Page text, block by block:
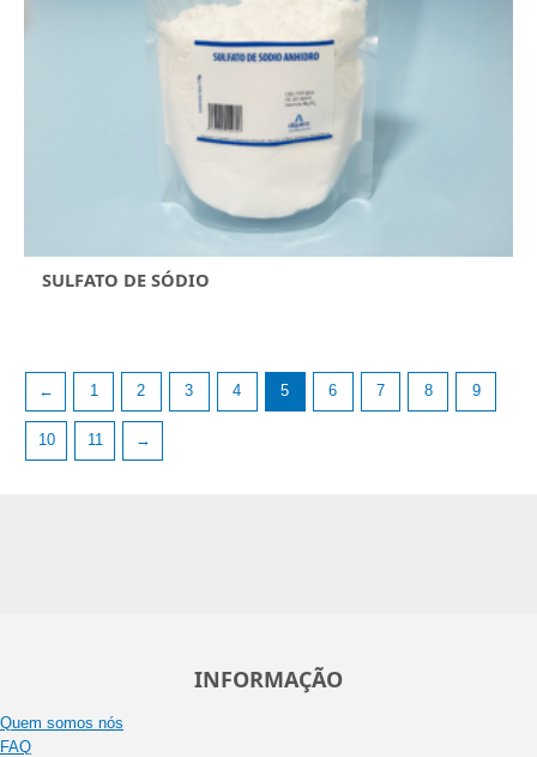
SULFATO DE SÓDIO
← 1 2 3 4 5 6 7 8 9
10 11 →
INFORMAÇÃO
Quem somos nós
FAQ